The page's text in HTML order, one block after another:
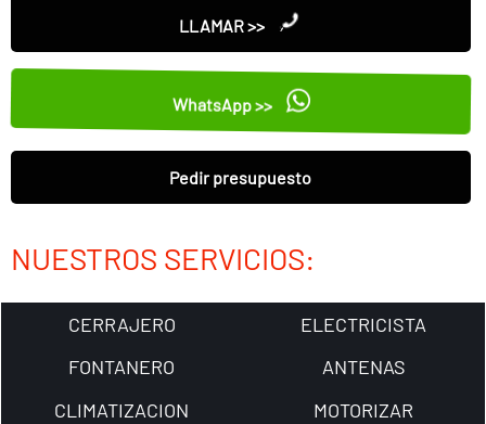
LLAMAR >>
WhatsApp >>
Pedir presupuesto
NUESTROS SERVICIOS:
CERRAJERO
ELECTRICISTA
FONTANERO
ANTENAS
CLIMATIZACION
MOTORIZAR